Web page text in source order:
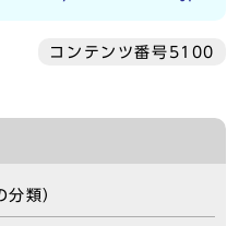
コンテンツ番号5100
分類）